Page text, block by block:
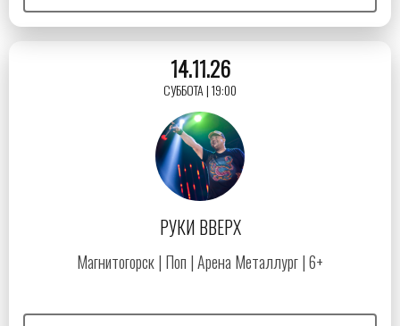
14.11.26
СУББОТА | 19:00
РУКИ ВВЕРХ
Магнитогорск | Поп | Арена Металлург | 6+